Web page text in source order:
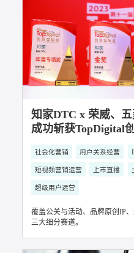
知家DTC携手蒙牛
用户关系经营 用户口碑